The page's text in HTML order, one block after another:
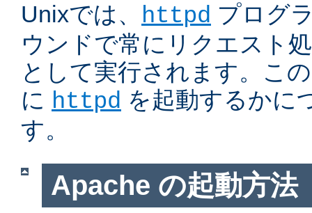
Unixでは、 httpd プログ
ウンドで常にリクエスト
として実行されます。こ
に httpd を起動するかに
す。
Apache の起動方法